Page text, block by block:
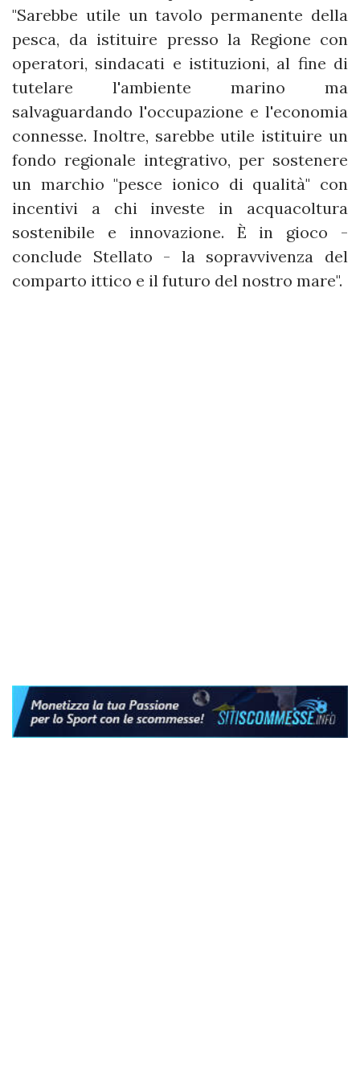
"Sarebbe utile un tavolo permanente della
pesca, da istituire presso la Regione con
operatori, sindacati e istituzioni, al fine di
tutelare l'ambiente marino ma
salvaguardando l'occupazione e l'economia
connesse. Inoltre, sarebbe utile istituire un
fondo regionale integrativo, per sostenere
un marchio "pesce ionico di qualità" con
incentivi a chi investe in acquacoltura
sostenibile e innovazione. È in gioco -
conclude Stellato - la sopravvivenza del
comparto ittico e il futuro del nostro mare".